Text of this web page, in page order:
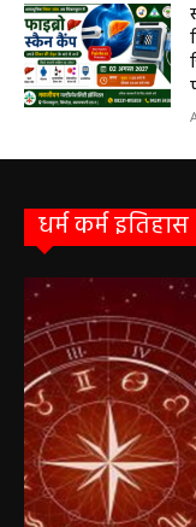
धर्म कर्म इतिहास